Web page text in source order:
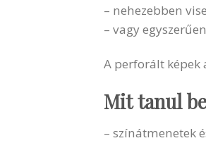
– nehezebben
– vagy
A perforált képek
Mit tanul
– színátmenetek